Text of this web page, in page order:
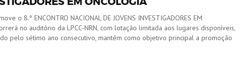
o 8.º ENCONTRO NACIONAL DE JOVENS INVESTIGADORES EM
no auditório da LPCC-NRN, com lotação limitada aos lugares disponíveis,
pelo sétimo ano consecutivo, mantém como objetivo principal a promoção